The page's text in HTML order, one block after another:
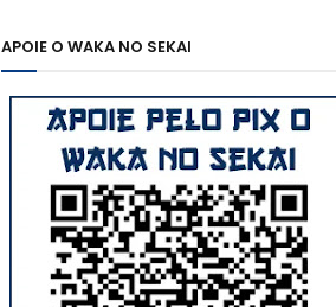
APOIE O WAKA NO SEKAI